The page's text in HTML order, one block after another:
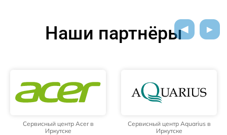
Наши партнёры
Сервисный центр Acer в
Иркутске
Сервисный центр Aquarius в
Иркутске